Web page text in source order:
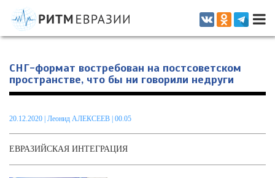
Информационно-аналитическое издание, посвященное актуальным
проблемам интеграции на постсоветском пространстве
СНГ-формат востребован на постсоветском
пространстве, что бы ни говорили недруги
20.12.2020 Леонид АЛЕКСЕЕВ | 00.05
ЕВРАЗИЙСКАЯ ИНТЕГРАЦИЯ